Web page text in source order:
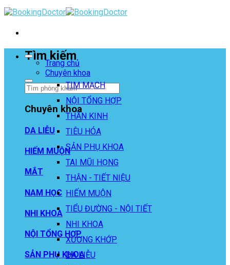
Skip
to
Tìm kiếm
Chuyên khoa
DA LIỄU
HIẾM MUỘN
MẮT
NAM HỌC
NHI KHOA
NỘI TỔNG HỢP
SẢN PHỤ KHOA
Trang chủ
Chuyên khoa
TIM MẠCH
NỘI TỔNG HỢP
THẦN KINH
TIÊU HÓA
SẢN PHỤ KHOA
TAI MŨI HỌNG
THẬN - TIẾT NIỆU
HIẾM MUỘN
TIỂU ĐƯỜNG - NỘI TIẾT
NHI KHOA
XƯƠNG KHỚP
DA LIỄU